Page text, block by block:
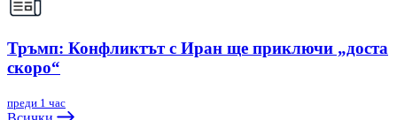
Тръмп: Конфликтът с Иран ще приключи „доста
скоро“
преди 1 час